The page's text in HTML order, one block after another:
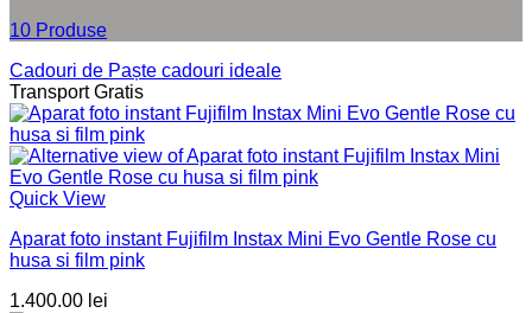
10 Produse
Cadouri de Paște cadouri ideale
Transport Gratis
Quick View
Aparat foto instant Fujifilm Instax Mini Evo Gentle Rose cu
husa si film pink
1.400.00 lei